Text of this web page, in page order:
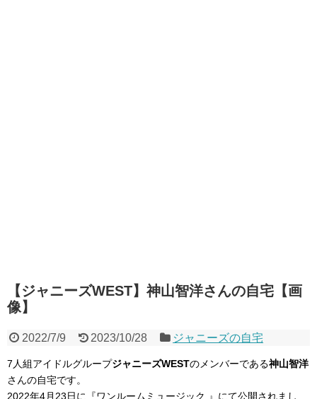
【ジャニーズWEST】神山智洋さんの自宅【画
像】
2022/7/9 2023/10/28 ジャニーズの自宅
7人組アイドルグループジャニーズWESTのメンバーである神山智洋
さんの自宅です。
2022年4月23日に『ワンルームミュージック 』にて公開されまし